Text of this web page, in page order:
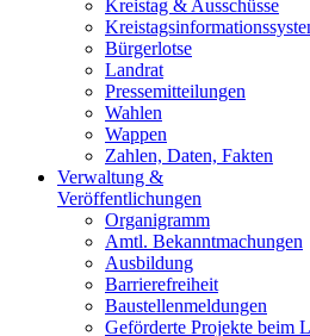
Kreistag & Ausschüsse
Bürgerlotse
Landrat
Pressemitteilungen
Wahlen
Wappen
Zahlen, Daten, Fakten
Verwaltung &
Veröffentlichungen
Organigramm
Amtl. Bekanntmachungen
Ausbildung
Barrierefreiheit
Baustellenmeldungen
Geförderte Projekte beim